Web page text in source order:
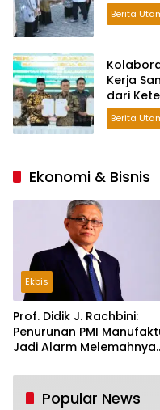
Berita
Kerja
dari
Berita
Ekonomi & Bisnis
Ekbis
Prof. Didik J. Rachbini:
Penurunan PMI
Jadi Alarm Melemahnya
Popular News